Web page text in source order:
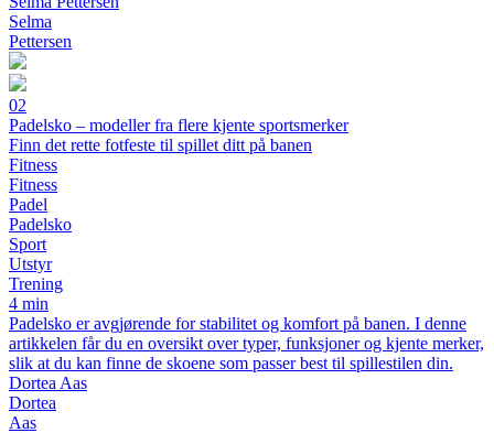
Selma
Pettersen
02
Padelsko – modeller fra flere kjente sportsmerker
Finn det rette fotfeste til spillet ditt på banen
Fitness
Fitness
Padel
Padelsko
Sport
Utstyr
Trening
4 min
Padelsko er avgjørende for stabilitet og komfort på banen. I denne
artikkelen får du en oversikt over typer, funksjoner og kjente merker,
slik at du kan finne de skoene som passer best til spillestilen din.
Dortea Aas
Dortea
Aas